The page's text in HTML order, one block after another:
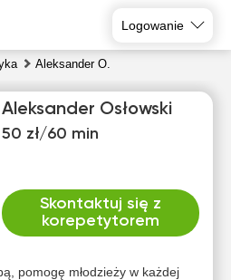
Logowanie
Aleksander O.
Aleksander Osłowski
50 zł/60 min
Skontaktuj się z
korepetytorem
pomogę młodzieży w każdej
11
12